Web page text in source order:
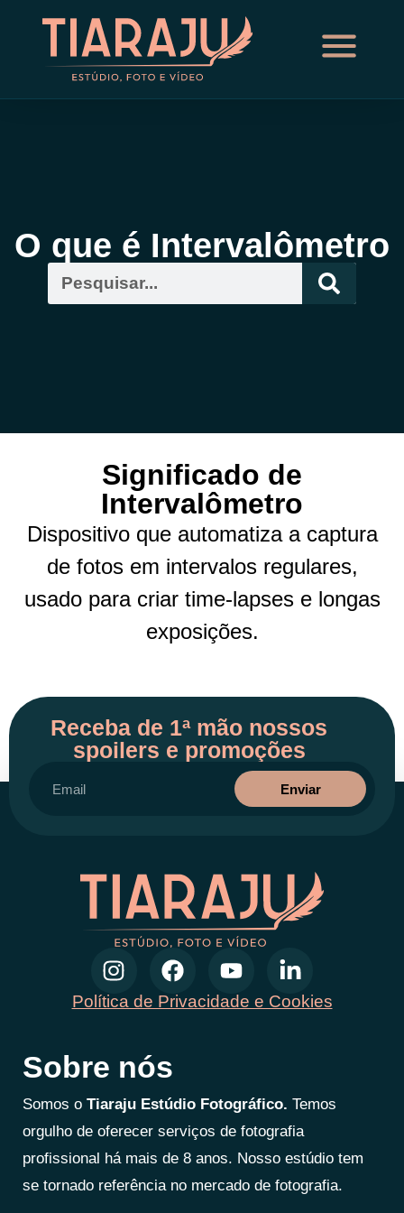
O que é Intervalômetro
Significado de
Intervalômetro
Dispositivo que automatiza a captura
de fotos em intervalos regulares,
usado para criar time-lapses e longas
exposições.
Receba de 1ª mão nossos
spoilers e promoções
Enviar
Política de Privacidade e Cookies
Sobre nós
Somos o Tiaraju Estúdio Fotográfico. Temos
orgulho de oferecer serviços de fotografia
profissional há mais de 8 anos. Nosso estúdio tem
se tornado referência no mercado de fotografia.